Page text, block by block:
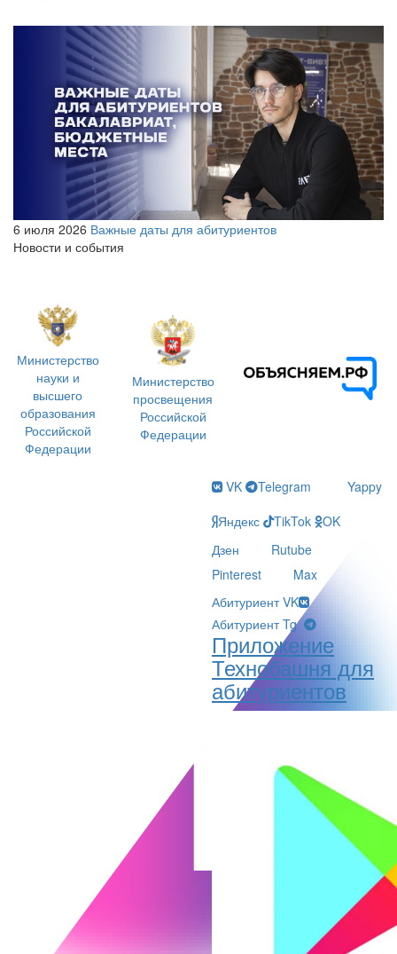
6 июля 2026 Важные даты для абитуриентов
Новости и события
Министерство
науки и
высшего
образования
Российской
Федерации
Министерство
просвещения
Российской
Федерации
VK Telegram
Yappy
Яндекс
TikTok
OK
Дзен
Rutube
Pinterest
Max
Абитуриент VK
Абитуриент Tg
Приложение
Технобашня для
абитуриентов